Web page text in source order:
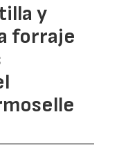
y
forraje